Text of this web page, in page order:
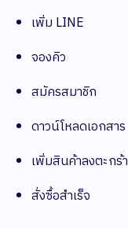
เพิ่ม LINE
จองคิว
สมัครสมาชิก
ดาวน์โหลดเอกสาร
เพิ่มสินค้าลงตะกร้า
สั่งซื้อสำเร็จ